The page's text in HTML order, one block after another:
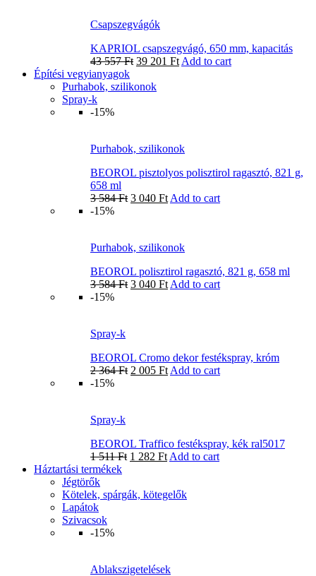
Csapszegvágók
KAPRIOL csapszegvágó, 650 mm, kapacitás
43 557Ft 39 201 Ft Add to cart
Építési vegyianyagok
Purhabok, szilikonok
Spray-k
-15%
Purhabok, szilikonok
BEOROL pisztolyos polisztirol ragasztó, 821 g,
658 ml
3 584Ft 3 040 Ft Add to cart
-15%
Purhabok, szilikonok
BEOROL polisztirol ragasztó, 821 g, 658 ml
3 584Ft 3 040 Ft Add to cart
-15%
Spray-k
BEOROL Cromo dekor festékspray, króm
2 364Ft 2 005 Ft Add to cart
-15%
Spray-k
BEOROL Traffico festékspray, kék ral5017
1 511Ft 1 282 Ft Add to cart
Háztartási termékek
Jégtörők
Kötelek, spárgák, kötegelők
Lapátok
Szivacsok
-15%
Ablakszigetelések